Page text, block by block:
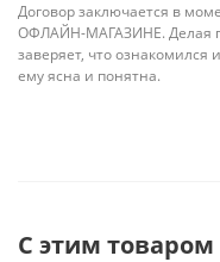
Договор заключается в
ОФЛАЙН-МАГАЗИНЕ. Делая
заверяет, что ознакомился
ему ясна и понятна.
С этим